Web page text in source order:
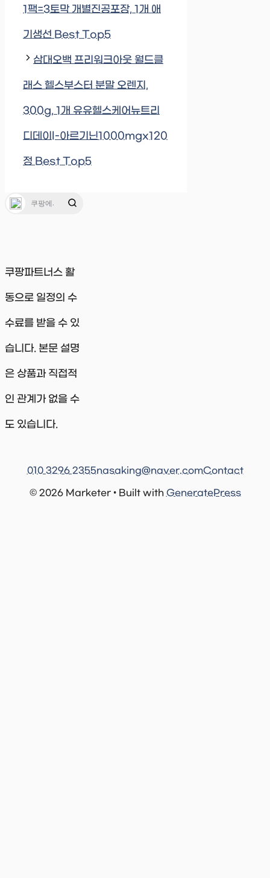
1팩=3토막 개별진공포장, 1개 애
기생선 Best Top5
삼대오백 프리워크아웃 월드클
래스 헬스부스터 분말 오렌지,
300g, 1개 유유헬스케어뉴트리
디데이l-아르기닌1000mgx120
정 Best Top5
쿠팡파트너스 활
동으로 일정의 수
수료를 받을 수 있
습니다. 본문 설명
은 상품과 직접적
인 관계가 없을 수
도 있습니다.
© 2026 Marketer • Built with GeneratePress
010 3296 2355nasaking@naver.comContact